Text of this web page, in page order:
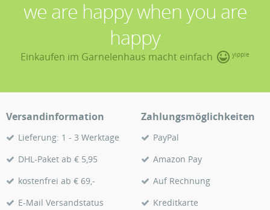
we are happy when you are
happy
Einkaufen im Garnelenhaus macht einfach yippie
Versandinformation
Lieferung: 1 - 3 Werktage
DHL-Paket ab € 5,95
kostenfrei ab € 69,-
E-Mail Versandstatus
Zahlungsmöglichkeiten
PayPal
Amazon Pay
Auf Rechnung
Kreditkarte